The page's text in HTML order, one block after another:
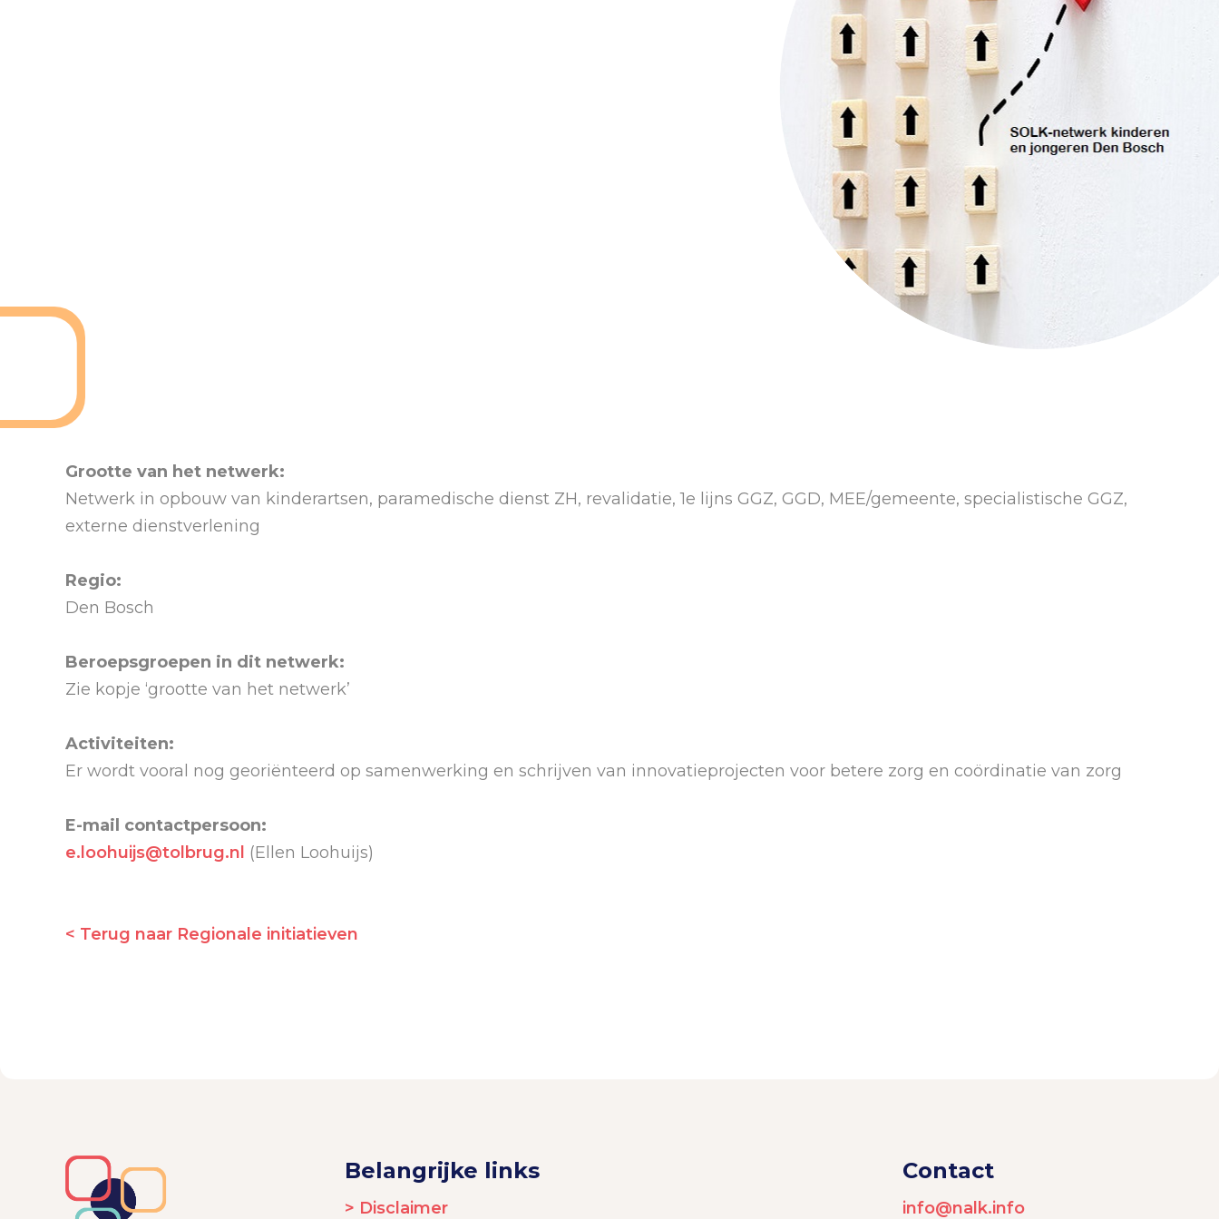
Grootte van het netwerk:
Netwerk in opbouw van kinderartsen, paramedische dienst ZH, revalidatie, 1e lijns GGZ, GGD, MEE/gemeente, specialistische GGZ,
externe dienstverlening
Regio:
Den Bosch
Beroepsgroepen in dit netwerk:
Zie kopje ‘grootte van het netwerk’
Activiteiten:
Er wordt vooral nog georiënteerd op samenwerking en schrijven van innovatieprojecten voor betere zorg en coördinatie van zorg
E-mail contactpersoon:
e.loohuijs@tolbrug.nl (Ellen Loohuijs)
< Terug naar Regionale initiatieven
Belangrijke links
> Disclaimer
Contact
info@nalk.info